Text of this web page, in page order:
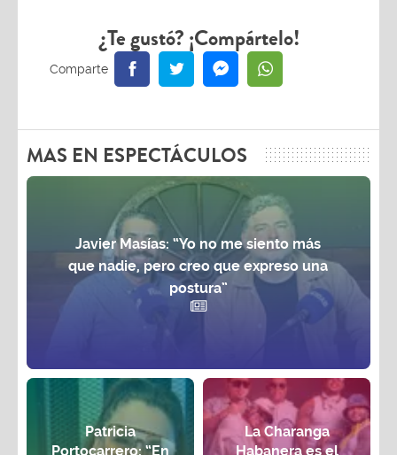
¿Te gustó? ¡Compártelo!
MAS EN ESPECTÁCULOS
Javier Masías: “Yo no me siento más
que nadie, pero creo que expreso una
postura”
Patricia
Portocarrero: “En
La Charanga
Habanera es el